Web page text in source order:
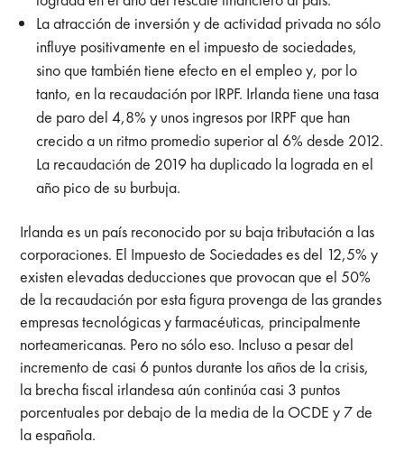
La atracción de inversión y de actividad privada no sólo
influye positivamente en el impuesto de sociedades,
sino que también tiene efecto en el empleo y, por lo
tanto, en la recaudación por IRPF. Irlanda tiene una tasa
de paro del 4,8% y unos ingresos por IRPF que han
crecido a un ritmo promedio superior al 6% desde 2012.
La recaudación de 2019 ha duplicado la lograda en el
año pico de su burbuja.
Irlanda es un país reconocido por su baja tributación a las
corporaciones. El Impuesto de Sociedades es del 12,5% y
existen elevadas deducciones que provocan que el 50%
de la recaudación por esta figura provenga de las grandes
empresas tecnológicas y farmacéuticas, principalmente
norteamericanas. Pero no sólo eso. Incluso a pesar del
incremento de casi 6 puntos durante los años de la crisis,
la brecha fiscal irlandesa aún continúa casi 3 puntos
porcentuales por debajo de la media de la OCDE y 7 de
la española.